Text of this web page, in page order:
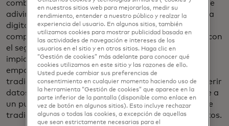
combinación de un código de acceso único y difícil de
adivinar y datos biométricos como su rostro o huella
digital, significa que si su código de acceso se ve
comprometido, los estafadores no podrán cumplir con
el segundo requisito de autenticación, lo que les
impide obtener acceso a sus cuentas. Además,
empaque un cable de carga con un enchufe
tradicional. Los cables USB y USB-C pueden transferir
datos, lo que podría ocurrir cuando conecta el cable a
un puerto USB/USB-C público. El uso de un enchufe
tradicional elimina el riesgo de transferencia de datos.
en nuestros sitios web para mejorarlos, medir su
rendimiento, entender a nuestro público y realzar la
experiencia del usuario. En algunos sitios, también
utilizamos cookies para mostrar publicidad basada en
las actividades de navegación e intereses de los
usuarios en el sitio y en otros sitios. Haga clic en
“Gestión de cookies” más adelante para conocer qué
cookies utilizamos en este sitio y las razones de ello.
Usted puede cambiar sus preferencias de
consentimiento en cualquier momento haciendo uso de
la herramienta “Gestión de cookies” que aparece en la
parte inferior de la pantalla (disponible como enlace en
vez de botón en algunos sitios). Esto incluye rechazar
algunas o todas las cookies, a excepción de aquellas
que sean estrictamente necesarias para el